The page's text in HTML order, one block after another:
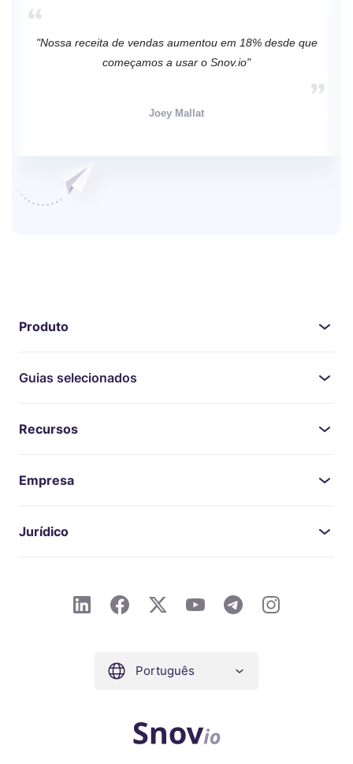
"Nossa receita de vendas aumentou em 18% desde que
começamos a usar o Snov.io"
Joey Mallat
Produto
Guias selecionados
Recursos
Empresa
Jurídico
Português